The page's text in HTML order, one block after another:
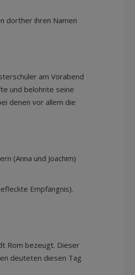
dorther ihren Namen
am Vorabend
und belohnte seine
denen vor allem die
(Anna und Joachim)
Empfängnis).
Rom bezeugt. Dieser
deuteten diesen Tag